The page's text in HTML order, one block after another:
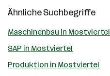
Ähnliche Suchbegriffe
Maschinenbau in Mostviertel
SAP in Mostviertel
Produktion in Mostviertel